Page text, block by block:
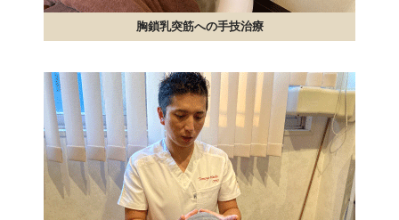
胸鎖乳突筋への手技治療